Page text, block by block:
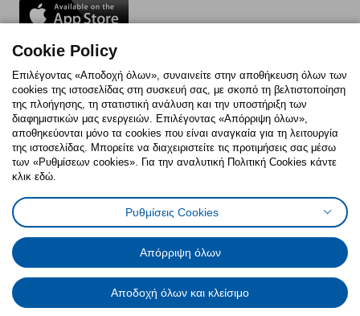
Follow us:
FacebookInstagram
TikTokYoutubePinterestTwitter
Πολιτική CookiesΔήλωση ψηφιακής προσβασιμότητας
Ρυθμίσεις cookiesΌροι Χρήσης
Γενική Πολιτική Προσωπικών Δεδομένων
Πολιτική Προσωπικών Δεδομένων για ΙΚΕΑ.gr
Κώδικας Καταναλωτικής Δεοντολογίας
© Inter-IKEA Systems B.V. 1999 - 2025
Cookie Policy
Επιλέγοντας «Αποδοχή όλων», συναινείτε στην αποθήκευση όλων των
cookies της ιστοσελίδας στη συσκευή σας, με σκοπό τη βελτιστοποίηση
της πλοήγησης, τη στατιστική ανάλυση και την υποστήριξη των
διαφημιστικών μας ενεργειών. Επιλέγοντας «Απόρριψη όλων»,
αποθηκεύονται μόνο τα cookies που είναι αναγκαία για τη λειτουργία
της ιστοσελίδας. Μπορείτε να διαχειριστείτε τις προτιμήσεις σας μέσω
των «Ρυθμίσεων cookies». Για την αναλυτική Πολιτική Cookies κάντε
κλικ εδώ.
Ρυθμίσεις Cookies
Απόρριψη όλων
Αποδοχή όλων και κλείσιμο